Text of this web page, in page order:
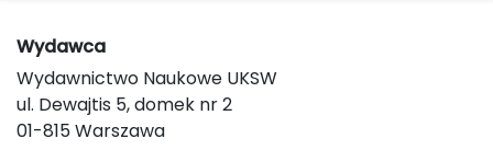
Wydawca
Wydawnictwo Naukowe UKSW
ul. Dewajtis 5, domek nr 2
01-815 Warszawa